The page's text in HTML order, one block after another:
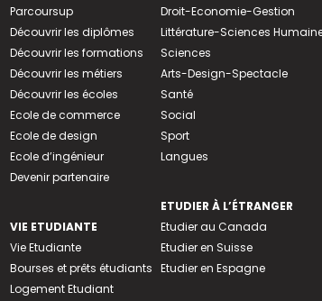
Parcoursup
Découvrir les diplômes
Découvrir les formations
Découvrir les métiers
Découvrir les écoles
Ecole de commerce
Ecole de design
Ecole d’ingénieur
Devenir partenaire
VIE ETUDIANTE
Vie Etudiante
Bourses et prêts étudiants
Logement Etudiant
Droit-Economie-Gestion
Littérature-Sciences
Sciences
Arts-Design-Spectacle
Santé
Social
Sport
Langues
ETUDIER À L’ÉTRANGER
Etudier au Canada
Etudier en Suisse
Etudier en Espagne